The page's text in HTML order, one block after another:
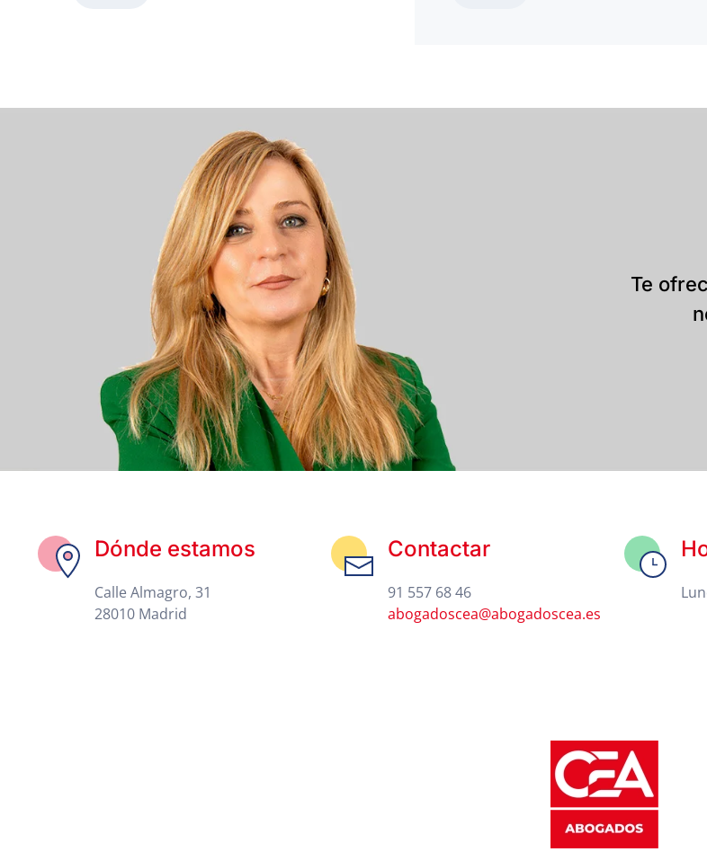
Te
Dónde estamos
Calle Almagro, 31
28010 Madrid
Contactar
91 557 68 46
abogadoscea@abogadoscea.es